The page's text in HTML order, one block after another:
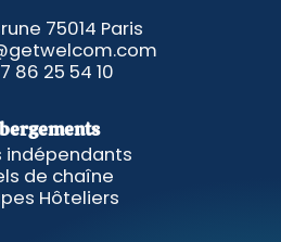
75014 Paris
86 25 54 10
indépendants
de chaîne
Hôteliers